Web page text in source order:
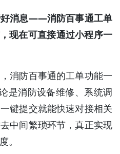
消息——消防百事通工单
现在可直接通过小程序一
消防百事通的工单功能一
是消防设备维修、系统调
键提交就能快速对接相关
中间繁琐环节，真正实现
。